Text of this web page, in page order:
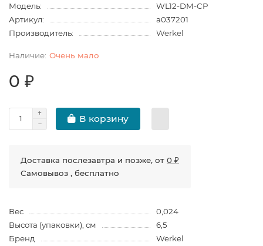
Модель:
WL12-DM-CP
Артикул:
a037201
Производитель:
Werkel
Очень мало
0 ₽
В корзину
Доставка послезавтра и позже, от 0 ₽
Самовывоз , бесплатно
Вес
0,024
Высота (упаковки), см
6,5
Бренд
Werkel